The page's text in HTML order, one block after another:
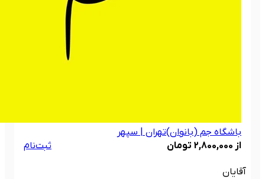
باشگاه جم (بانوان)تهران | سپهر
از 2,800,000 تومان
ثبت‌نام
آقایان